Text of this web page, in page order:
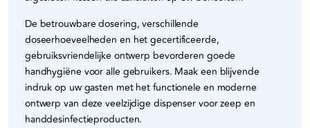
De betrouwbare dosering, verschillende
doseerhoeveelheden en het gecertificeerde,
gebruiksvriendelijke ontwerp bevorderen goede
handhygiëne voor alle gebruikers. Maak een blijvende
indruk op uw gasten met het functionele en moderne
ontwerp van deze veelzijdige dispenser voor zeep en
handdesinfectieproducten.